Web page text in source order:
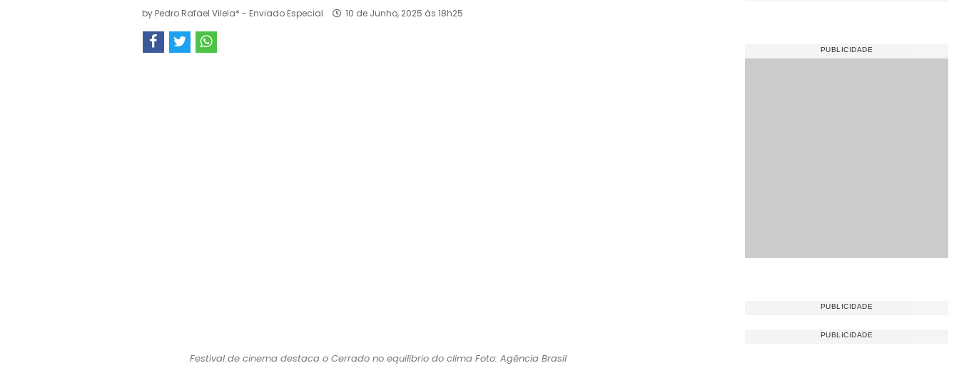
by Pedro Rafael Vilela* - Enviado Especial 10 de Junho, 2025 às 18h25
Festival de cinema destaca o Cerrado no equilíbrio do clima Foto: Agência Brasil